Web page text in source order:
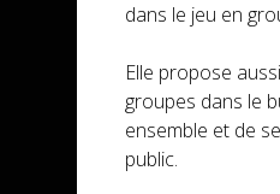
dans le jeu en
Elle propose
groupes dans le
ensemble et de
public.